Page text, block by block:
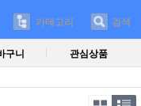
카테고리 검색
구니 관심상품